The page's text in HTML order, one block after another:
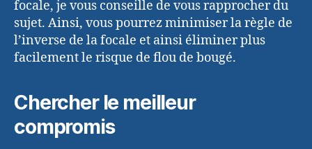
focale, je vous conseille de vous rapprocher du
sujet. Ainsi, vous pourrez minimiser la règle de
l’inverse de la focale et ainsi éliminer plus
facilement le risque de flou de bougé.
Chercher le meilleur
compromis